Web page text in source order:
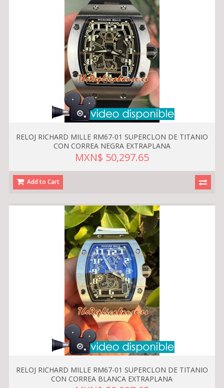
RELOJ RICHARD MILLE RM67-01 SUPERCLON DE TITANIO
CON CORREA NEGRA EXTRAPLANA
MXN$ 50,297.65
Add to Cart
RELOJ RICHARD MILLE RM67-01 SUPERCLON DE TITANIO
CON CORREA BLANCA EXTRAPLANA